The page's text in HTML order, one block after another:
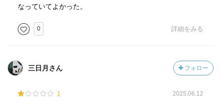
なっていてよかった。
0 詳細をみる
三日月さん フォロー
1 2025.06.12